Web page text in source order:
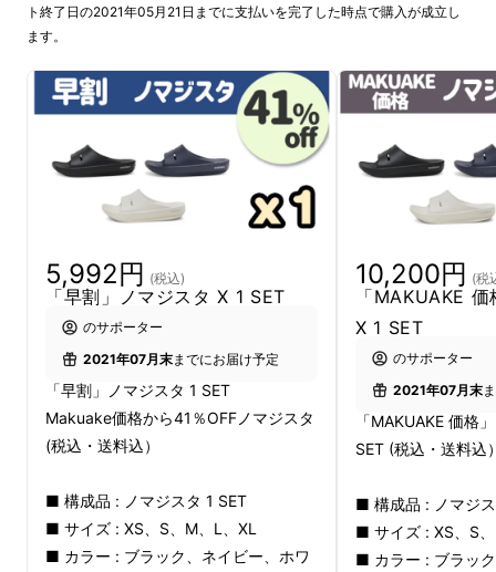
ト終了日の2021年05月21日までに支払いを完了した時点で購入が成立し
ます。
5,992円 (税込)
「早割」ノマジスタ X 1 SET
のサポーター
2021年07月末までにお届け予定
「早割」ノマジスタ 1 SET
Makuake価格から41％OFFノマジスタ
(税込・送料込）
■ 構成品 : ノマジスタ 1 SET
■ サイズ : XS、S、M、L、XL
■ カラー : ブラック、ネイビー、ホワ
10,200円 (税
「MAKUAKE
X 1 SET
のサポーター
2021年07月末
「MAKUAKE 価格
SET (税込・送料込
■ 構成品 : ノマジ
■ サイズ : XS、S
■ カラー : ブラッ